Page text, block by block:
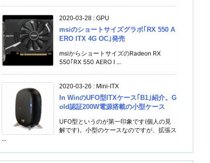
2020-03-28 : GPU
msiのショートサイズグラボ｢RX 550 A
ERO ITX 4G OC｣発売
msiからショートサイズのRadeon RX
550｢RX 550 AERO I ...
2020-03-26 : Mini-ITX
In WinのUFO型ITXケース｢B1｣紹介。G
old認証200W電源搭載の小型ケース
UFO型というのが第一印象です(個人の見
解です)。小型のケースなのですが、拡張ス
...